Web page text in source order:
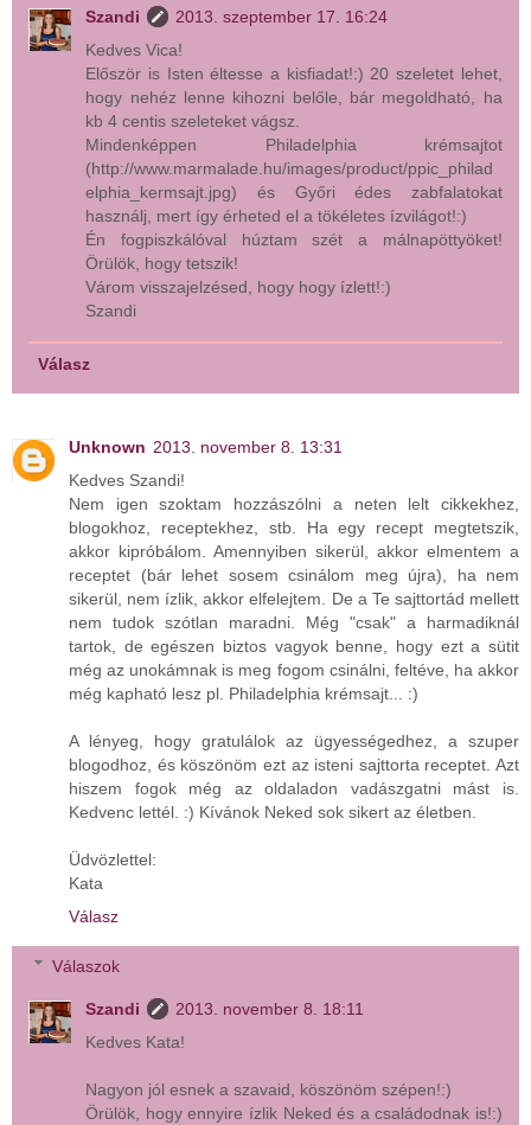
Szandi
2013. szeptember 17. 16:24
Kedves Vica!
Először is Isten éltesse a kisfiadat!:) 20 szeletet lehet,
hogy nehéz lenne kihozni belőle, bár megoldható, ha
kb 4 centis szeleteket vágsz.
Mindenképpen Philadelphia krémsajtot
(http://www.marmalade.hu/images/product/ppic_philad
elphia_kermsajt.jpg) és Győri édes zabfalatokat
használj, mert így érheted el a tökéletes ízvilágot!:)
Én fogpiszkálóval húztam szét a málnapöttyöket!
Örülök, hogy tetszik!
Várom visszajelzésed, hogy hogy ízlett!:)
Szandi
Válasz
Unknown 2013. november 8. 13:31
Kedves Szandi!
Nem igen szoktam hozzászólni a neten lelt cikkekhez,
blogokhoz, receptekhez, stb. Ha egy recept megtetszik,
akkor kipróbálom. Amennyiben sikerül, akkor elmentem a
receptet (bár lehet sosem csinálom meg újra), ha nem
sikerül, nem ízlik, akkor elfelejtem. De a Te sajttortád mellett
nem tudok szótlan maradni. Még "csak" a harmadiknál
tartok, de egészen biztos vagyok benne, hogy ezt a sütit
még az unokámnak is meg fogom csinálni, feltéve, ha akkor
még kapható lesz pl. Philadelphia krémsajt... :)
A lényeg, hogy gratulálok az ügyességedhez, a szuper
blogodhoz, és köszönöm ezt az isteni sajttorta receptet. Azt
hiszem fogok még az oldaladon vadászgatni mást is.
Kedvenc lettél. :) Kívánok Neked sok sikert az életben.
Üdvözlettel:
Kata
Válasz
Válaszok
Szandi
2013. november 8. 18:11
Kedves Kata!
Nagyon jól esnek a szavaid, köszönöm szépen!:)
Örülök, hogy ennyire ízlik Neked és a családodnak is!:)